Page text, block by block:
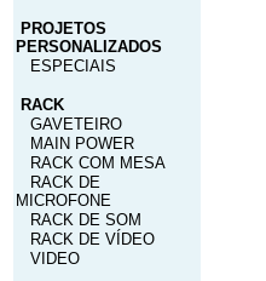
PROJETOS
PERSONALIZADOS
ESPECIAIS
RACK
GAVETEIRO
MAIN POWER
RACK COM MESA
RACK DE
MICROFONE
RACK DE SOM
RACK DE VÍDEO
VIDEO